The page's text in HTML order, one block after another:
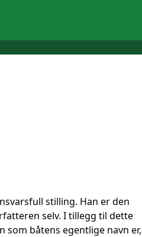
stilling. Han er den
selv. I tillegg til dette
som båtens egentlige navn er,